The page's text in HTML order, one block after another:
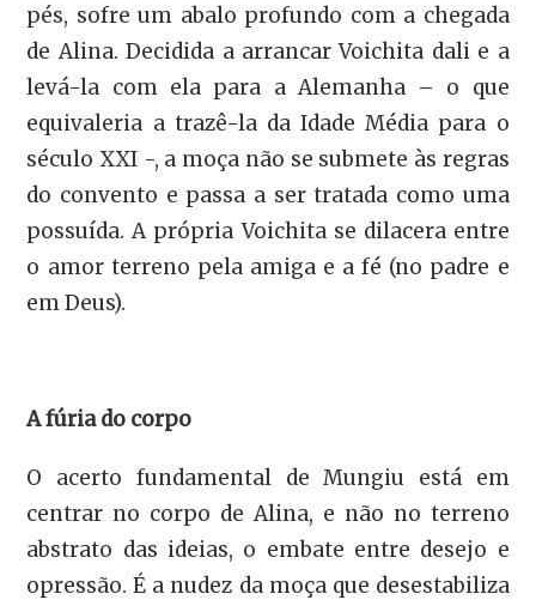
pés, sofre um abalo profundo com a chegada
de Alina. Decidida a arrancar Voichita dali e a
levá-la com ela para a Alemanha – o que
equivaleria a trazê-la da Idade Média para o
século XXI -, a moça não se submete às regras
do convento e passa a ser tratada como uma
possuída. A própria Voichita se dilacera entre
o amor terreno pela amiga e a fé (no padre e
em Deus).
A fúria do corpo
O acerto fundamental de Mungiu está em
centrar no corpo de Alina, e não no terreno
abstrato das ideias, o embate entre desejo e
opressão. É a nudez da moça que desestabiliza